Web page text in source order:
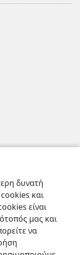
δυνατή
και
είναι
μας και
να
ΜΜΕ